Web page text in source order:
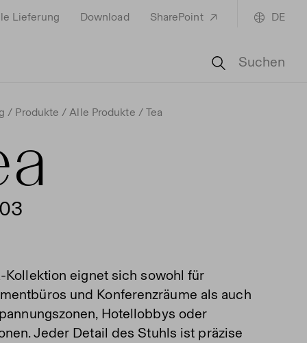
Lieferung Download SharePoint DE
Suchen
Produkte Alle Produkte Tea
Kollektion eignet sich sowohl für
und Konferenzräume als auch
Hotellobbys oder
Jeder Detail des Stuhls ist präzise